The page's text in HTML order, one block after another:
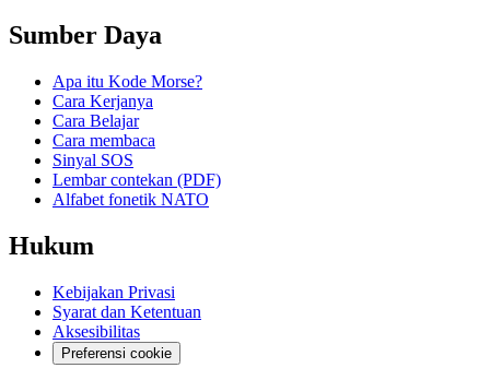
Sumber Daya
Apa itu Kode Morse?
Cara Kerjanya
Cara Belajar
Cara membaca
Sinyal SOS
Lembar contekan (PDF)
Alfabet fonetik NATO
Hukum
Kebijakan Privasi
Syarat dan Ketentuan
Aksesibilitas
Preferensi cookie